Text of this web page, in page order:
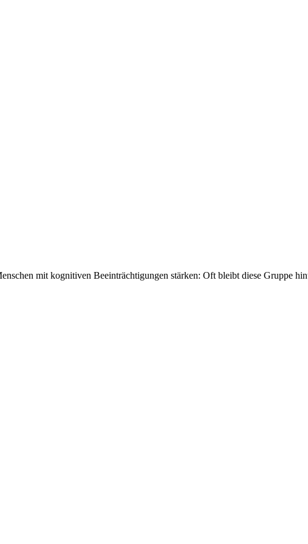
mit kognitiven Beeinträchtigungen stärken: Oft bleibt diese Gruppe